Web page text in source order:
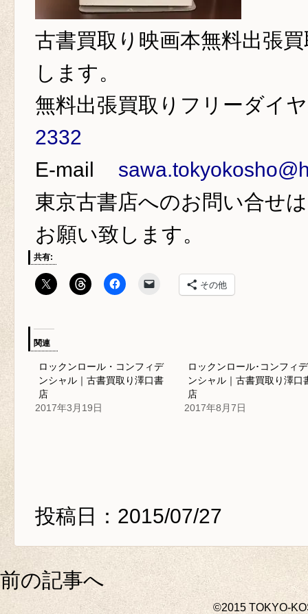
古書買取り 映画本無料出張
します。
無料出張買取りフリーダ
2332
E-mail
東京古書店へのお問い合せは
お願い致します。
共有:
その他
関連
ロックンロール・コンフィデ
ンシャル｜古書買取り澤口書
店
2017年3月19日
ロックンロール･コンフィデ
ンシャル｜古書買取り澤口
店
2017年8月7日
投稿日：2015/07/27
前の記事へ
©2015 TOKYO-